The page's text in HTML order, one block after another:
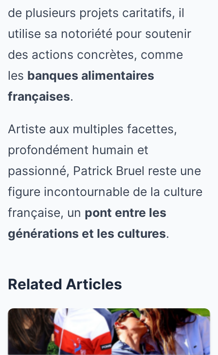
de plusieurs projets caritatifs, il
utilise sa notoriété pour soutenir
des actions concrètes, comme
les banques alimentaires
françaises.
Artiste aux multiples facettes,
profondément humain et
passionné, Patrick Bruel reste une
figure incontournable de la culture
française, un pont entre les
générations et les cultures.
Related Articles